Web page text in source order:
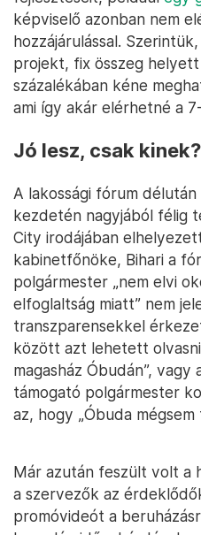
képviselő azonban nem
hozzájárulással.
projekt, fix összeg
százalékában kéne
ami így akár elérhetné a
Jó lesz, csak kinek?
A lakossági fórum
kezdetén nagyjából félig
City irodájában
kabinetfőnöke, Bihari a
polgármester „nem elvi
elfoglaltság miatt” nem
transzparensekkel
között azt lehetett
magasház Óbudán”,
támogató polgármester
az, hogy „Óbuda mégsem
Már azután feszült volt a
a szervezők az
promóvideót a